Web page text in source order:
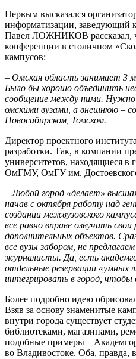
Первым высказался
информатизации, заведующий
Павел ЛОЖНИКОВ рассказал,
конференции в столичном
кампусов:
– Омская область занимает 3
Было бы хорошо объединить
сообщение между ними. Нужно
омскими вузами, а внешнюю –
Новосибирском, Томском.
Директор проектного
разработки. Так, в компании
университетов, находящиеся
ОмГМУ, ОмГУ им.
– Любой город «делает»
начав с октября работу над
создании межвузовского
все равно вправе озвучить
дополнительных объектов.
все вузы забором, не
журналисты. Да, есть
отдельные резервации «умных
интегрировать в город, чтобы
Более подробно идею
Взяв за основу знаменитые
внутри города существует
библиотеками, магазинами,
подобные примеры –
во Владивостоке. Оба, правда,